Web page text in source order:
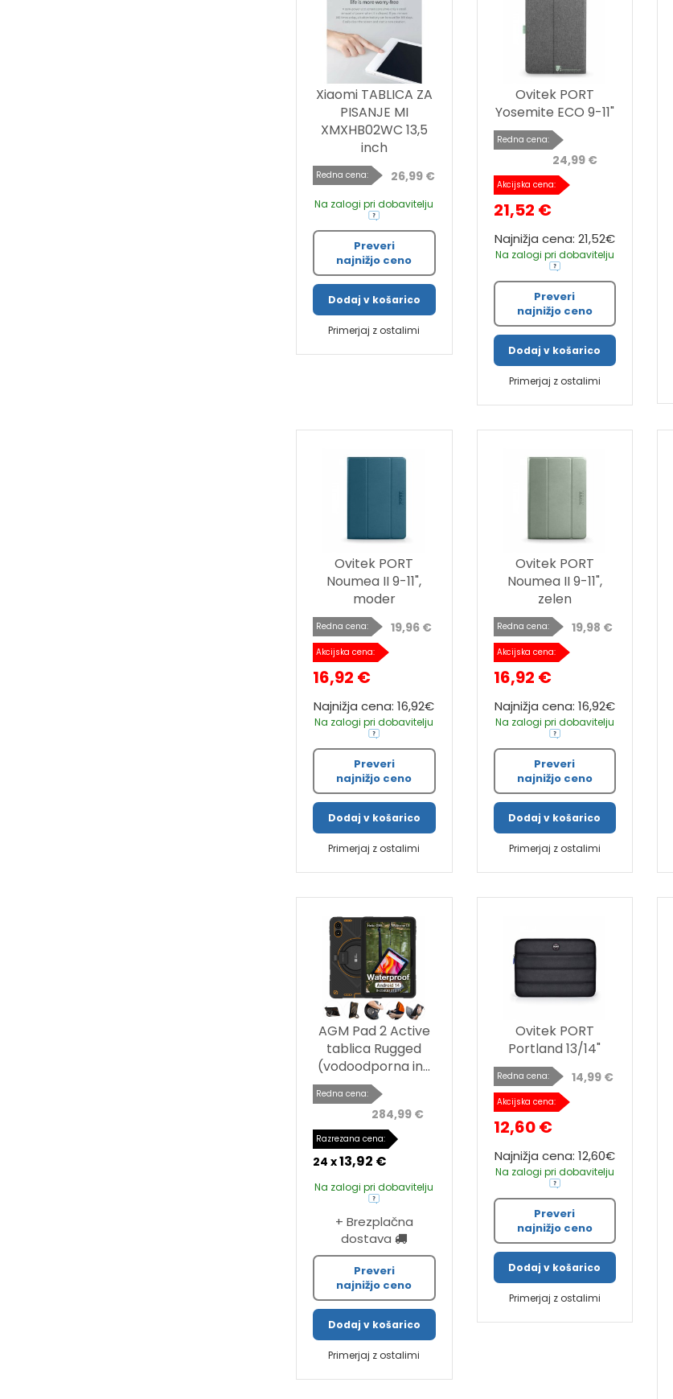
Xiaomi TABLICA ZA
PISANJE MI
XMXHB02WC 13,5
inch
Redna cena: 26,99 €
Na zalogi pri dobavitelju
Preveri
najnižjo ceno
Dodaj v košarico
Primerjaj z ostalimi
Ovitek PORT
Yosemite ECO 9-11"
Redna cena:
24,99 €
Akcijska cena:
21,52 €
Najnižja cena: 21,52€
Na zalogi pri dobavitelju
Preveri
najnižjo ceno
Dodaj v košarico
Primerjaj z ostalimi
Ovitek PORT
Noumea II 9-11",
moder
Redna cena: 19,96 €
Akcijska cena:
16,92 €
Najnižja cena: 16,92€
Na zalogi pri dobavitelju
Preveri
najnižjo ceno
Dodaj v košarico
Primerjaj z ostalimi
Ovitek PORT
Noumea II 9-11",
zelen
Redna cena: 19,98 €
Akcijska cena:
16,92 €
Najnižja cena: 16,92€
Na zalogi pri dobavitelju
Preveri
najnižjo ceno
Dodaj v košarico
Primerjaj z ostalimi
AGM Pad 2 Active
tablica Rugged
(vodoodporna in...
Redna cena:
284,99 €
Razrezana cena:
24 x13,92 €
Na zalogi pri dobavitelju
+ Brezplačna
dostava
Preveri
najnižjo ceno
Dodaj v košarico
Primerjaj z ostalimi
Ovitek PORT
Portland 13/14"
Redna cena: 14,99 €
Akcijska cena:
12,60 €
Najnižja cena: 12,60€
Na zalogi pri dobavitelju
Preveri
najnižjo ceno
Dodaj v košarico
Primerjaj z ostalimi